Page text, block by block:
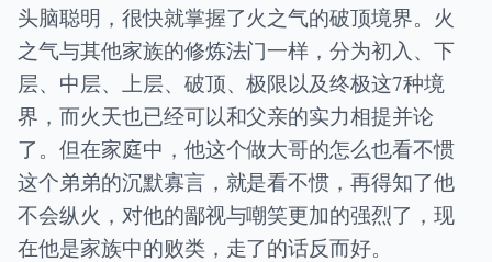
头脑聪明，很快就掌握了火之气的破顶境界。火
之气与其他家族的修炼法门一样，分为初入、下
层、中层、上层、破顶、极限以及终极这7种境
界，而火天也已经可以和父亲的实力相提并论
了。但在家庭中，他这个做大哥的怎么也看不惯
这个弟弟的沉默寡言，就是看不惯，再得知了他
不会纵火，对他的鄙视与嘲笑更加的强烈了，现
在他是家族中的败类，走了的话反而好。